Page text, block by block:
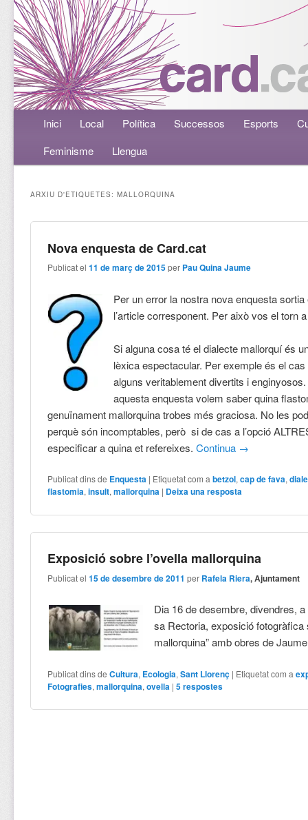
Menú principalAneu al contingut principal
Aneu al contingut secundari
Inici Local Política Successos Esports
Feminisme
Llengua
ARXIU D'ETIQUETES:MALLORQUINA
Nova enquesta de Card.cat
Publicat el11 de març de 2015 per Pau Quina Jaume
Per un error la nostra nova enquesta
l’article corresponent. Per això vos el torn
Si alguna cosa té el dialecte mallorquí és
lèxica espectacular. Per exemple és el
alguns veritablement divertits i
aquesta enquesta volem saber quina
genuïnament mallorquina trobes més graciosa. No les
perquè són incomptables, però si de cas a l’opció
especificar a quina et refereixes.Continua →
Publicat dins de Enquesta | Etiquetat com a betzol,cap de fava,
flastomia,insult,mallorquina | Deixa una resposta
Exposició sobre l’ovella mallorquina
Publicat el15 de desembre de 2011 per Rafela Riera, Ajuntament
Dia 16 de desembre, divendres,
sa Rectoria, exposició fotogràfica
mallorquina” amb obres de
Publicat dins de Cultura, Ecologia,Sant Llorenç | Etiquetat com a
Fotografies,mallorquina,ovella |5respostes